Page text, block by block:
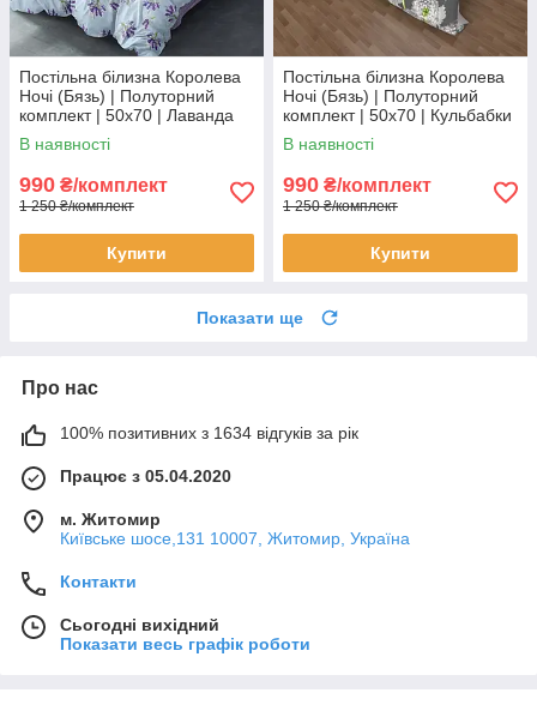
Постільна білизна Королева
Ночі (Бязь) | Полуторний
комплект | 50х70 | Лаванда
на блакитному
В наявності
990 ₴/комплект
1 250 ₴/комплект
Купити
Постільна білизна Королева
Ночі (Бязь) | Полуторний
комплект | 50х70 | Кульбабки
на сірому
В наявності
990 ₴/комплект
1 250 ₴/комплект
Купити
Показати ще
Про нас
100% позитивних з 1634 відгуків за рік
Працює з 05.04.2020
м. Житомир
Київське шосе,131 10007, Житомир, Україна
Контакти
Сьогодні вихідний
Показати весь графік роботи